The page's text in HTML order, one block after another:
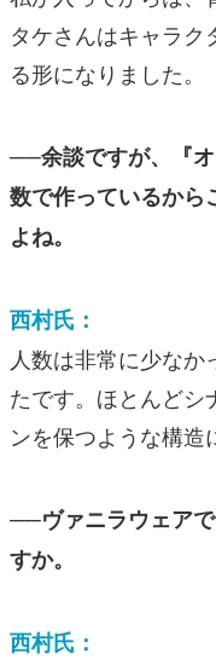
タケさんはキャラ
る形になりました。
──余談ですが、『
数で作っているから
よね。
西村氏：
人数は非常に少な
たです。ほとんどシ
ンを保つような構造
──ヴァニラウェア
すか。
西村氏：